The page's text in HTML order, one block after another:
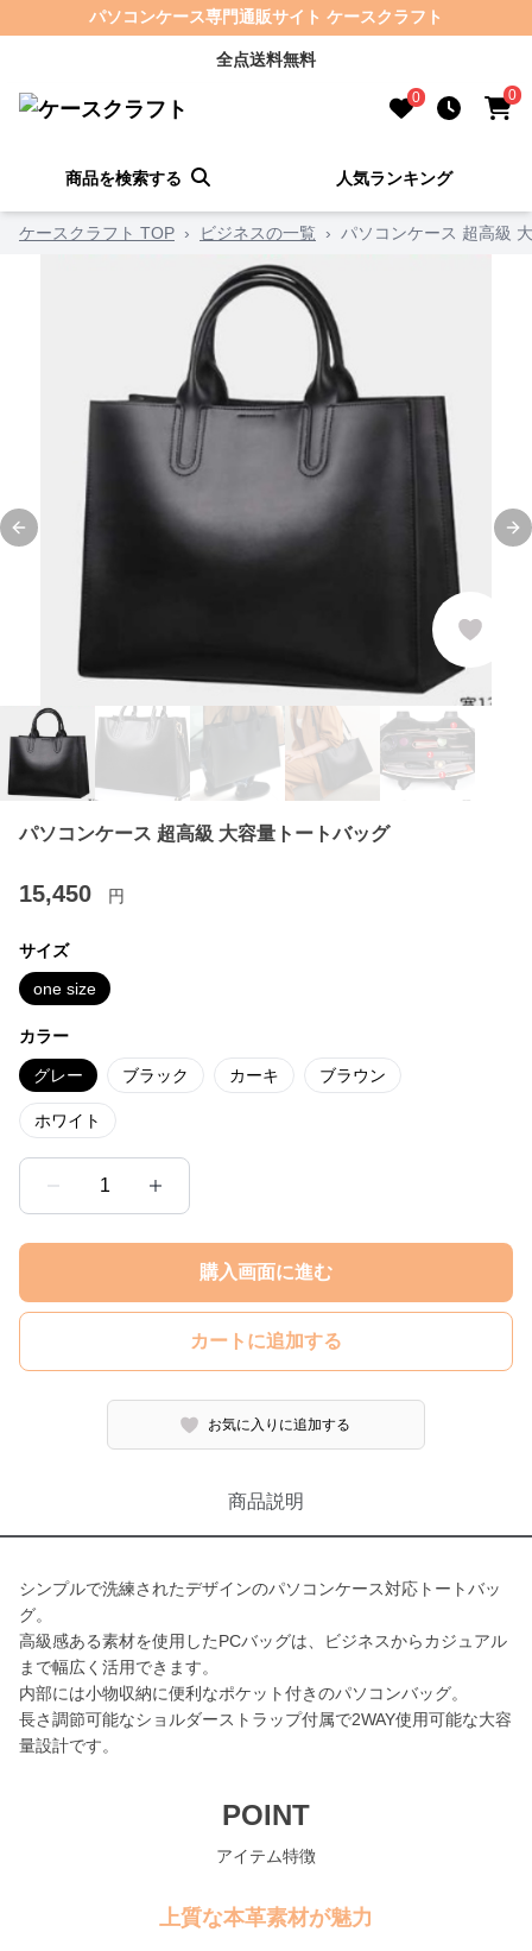
パソコンケース専門通販サイト ケースクラフト
全点送料無料
0 0
商品を検索する 人気ランキング
ケースクラフト TOP › ビジネスの一覧 › パソコンケース 超高級
Previous slide
パソコンケース 超高級 大容量トートバッグ
15,450 円
サイズ
one size
カラー
グレー ブラック カーキ ブラウン
ホワイト
1
購入画面に進む
カートに追加する
お気に入りに追加する
商品説明
シンプルで洗練されたデザインのパソコンケース対応トートバッ
グ。
高級感ある素材を使用したPCバッグは、ビジネスからカジュアル
まで幅広く活用できます。
内部には小物収納に便利なポケット付きのパソコンバッグ。
長さ調節可能なショルダーストラップ付属で2WAY使用可能な大容
量設計です。
POINT
アイテム特徴
上質な本革素材が魅力